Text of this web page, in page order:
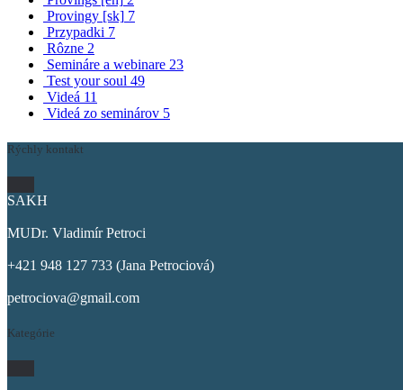
Provingy [sk] 7
Przypadki 7
Rôzne 2
Semináre a webinare 23
Test your soul 49
Videá 11
Videá zo seminárov 5
Rýchly kontakt
SAKH
MUDr. Vladimír Petroci
+421 948 127 733 (Jana Petrociová)
petrociova@gmail.com
Kategórie